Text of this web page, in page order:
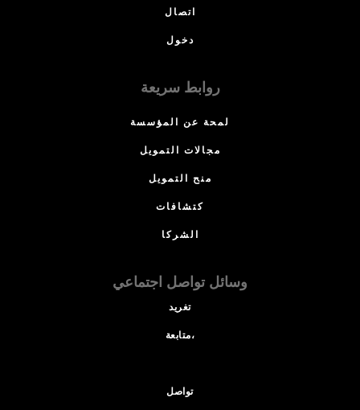
اتصال
دخول
روابط سريعة
لمحة عن المؤسسة
مجالات التمويل
منح التمويل
كتشافات
الشركا
وسائل تواصل اجتماعي
تغريد
متابعة،
تواصل